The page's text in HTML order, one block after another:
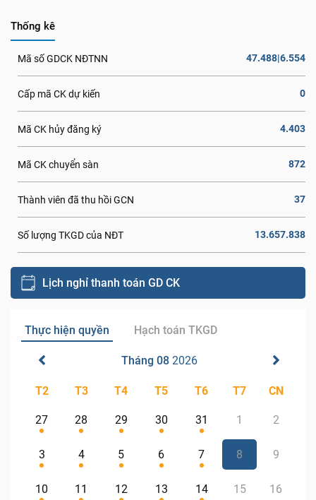
Thống kê
Mã số GDCK NĐTNN 47.488|6.554
Cấp mã CK dự kiến 0
Mã CK hủy đăng ký 4.403
Mã CK chuyển sàn 872
Thành viên đã thu hồi GCN 37
Số lượng TKGD của NĐT 13.657.838
Lịch nghỉ thanh toán GD CK
Thực hiện quyền Hạch toán TKGD
Tháng 08 2026
T2 T3 T4 T5 T6 T7 CN
27 28 29 30 31 1 2
3 4 5 6 7 8 9
10 11 12 13 14 15 16